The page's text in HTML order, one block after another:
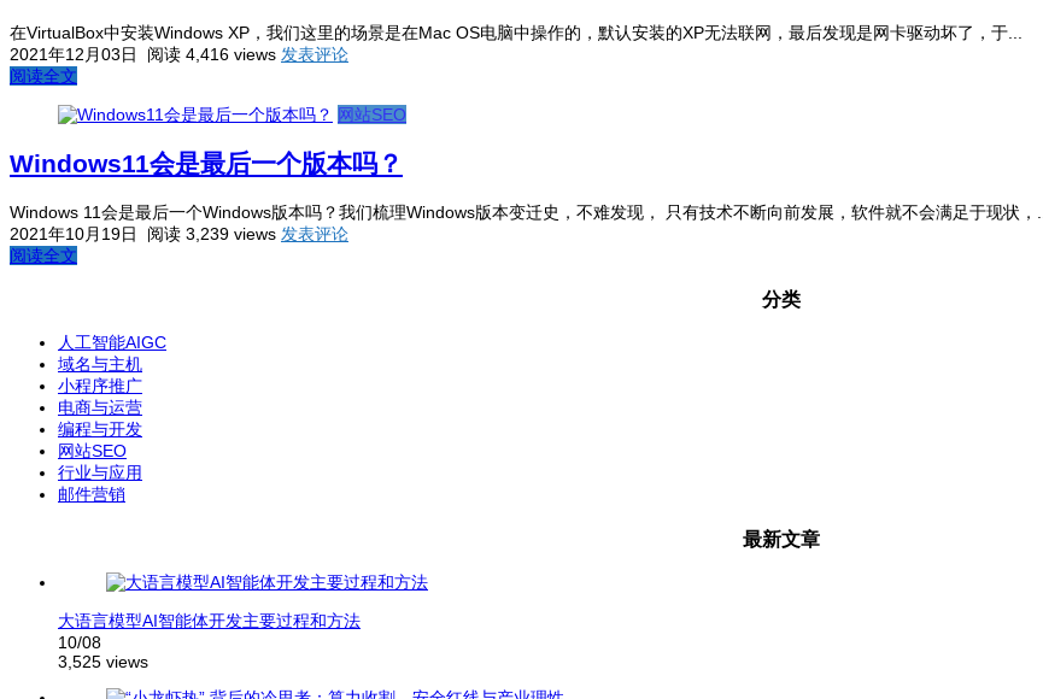
在VirtualBox中安装Windows XP，我们这里的场景是在Mac OS电脑中操作的，默认安装的XP无法联网，最后发现是网卡驱动坏了，于...
2021年12月03日
阅读 4,416 views 发表评论
阅读全文
网站SEO
Windows11会是最后一个版本吗？
Windows 11会是最后一个Windows版本吗？我们梳理Windows版本变迁史，不难发现， 只有技术不断向前发展，软件就不会满足于现状，...
2021年10月19日
阅读 3,239 views 发表评论
阅读全文
分类
人工智能AIGC
域名与主机
小程序推广
电商与运营
编程与开发
网站SEO
行业与应用
邮件营销
最新文章
大语言模型AI智能体开发主要过程和方法
10/08
3,525 views